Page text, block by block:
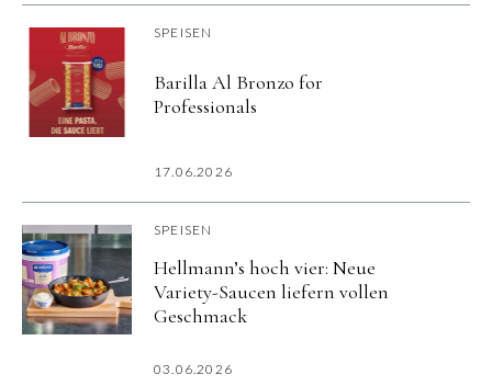
SPEISEN
Barilla Al Bronzo for
Professionals
17.06.2026
SPEISEN
Hellmann’s hoch vier: Neue
Variety-Saucen liefern vollen
Geschmack
03.06.2026